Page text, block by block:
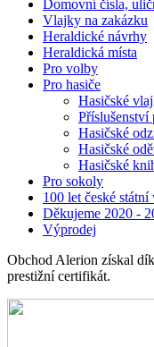
Domovní čísla,
Vlajky na zakázku
Heraldické návrhy
Heraldická místa
Pro volby
Pro hasiče
Hasičské
Příslušenství
Hasičské
Hasičské
Hasičské
Pro sokoly
100 let české
Děkujeme 2020 -
Výprodej
Obchod Alerion získal
prestižní certifikát.